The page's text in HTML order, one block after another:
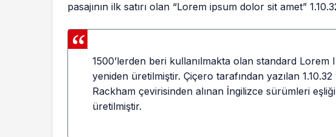
pasajının ilk satırı olan “Lorem ipsum dolor sit amet”
1500’lerden beri kullanılmakta olan standard
yeniden üretilmiştir. Çiçero tarafından yazılan
Rackham çevirisinden alınan İngilizce sürümleri
üretilmiştir.